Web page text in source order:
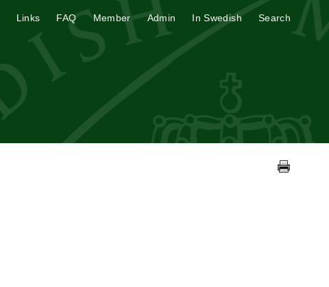
Links FAQ Member Admin In Swedish Search